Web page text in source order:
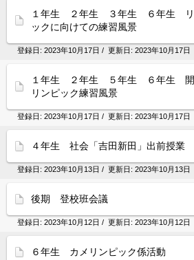
１年生 ２年生 ３年生 ６年生
ックに向けての練習風景
登録日: 2023年10月17日 / 更新日: 2023年10月17日
１年生 ２年生 ５年生 ６年生 開
リンピック練習風景
登録日: 2023年10月17日 / 更新日: 2023年10月17日
４年生 社会「吉田新田」出前授業
登録日: 2023年10月13日 / 更新日: 2023年10月13日
後期 登校班会議
登録日: 2023年10月12日 / 更新日: 2023年10月12日
６年生 カメリンピック係活動